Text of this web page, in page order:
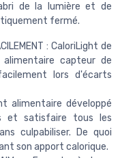
de la lumière et de
fermé.
: CaloriLight de
capteur de
lors d'écarts
alimentaire développé
et satisfaire tous les
culpabiliser. De quoi
son apport calorique.